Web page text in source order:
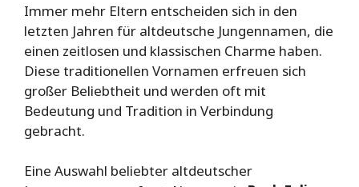
Immer mehr Eltern entscheiden sich in den
letzten Jahren für altdeutsche Jungennamen, die
einen zeitlosen und klassischen Charme haben.
Diese traditionellen Vornamen erfreuen sich
großer Beliebtheit und werden oft mit
Bedeutung und Tradition in Verbindung
gebracht.
Eine Auswahl beliebter altdeutscher